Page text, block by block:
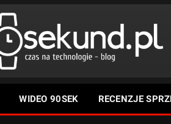
WIDEO 90SEK RECENZJE